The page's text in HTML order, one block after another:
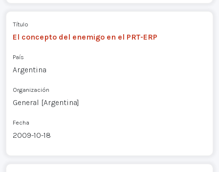
Título
El concepto del enemigo en el PRT-ERP
País
Argentina
Organización
General [Argentina]
Fecha
2009-10-18